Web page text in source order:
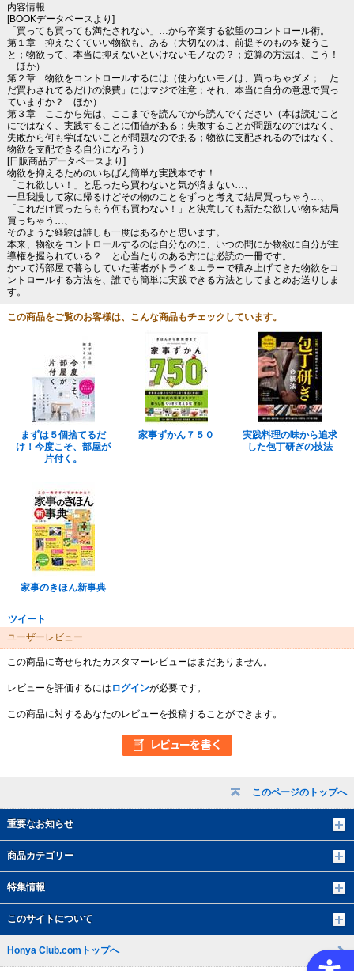
このページのトップへ
重要なお知らせ
商品カテゴリー
特集情報
このサイトについて
内容情報
[BOOKデータベースより]
「買っても買っても満たされない」…から卒業する欲望のコントロール術。
第１章 抑えなくていい物欲も、ある（大切なのは、前提そのものを疑うこ
と；物欲って、本当に抑えないといけないモノなの？；逆算の方法は、こう！
ほか）
第２章 物欲をコントロールするには（使わないモノは、買っちゃダメ；「た
だ買わされてるだけの浪費」にはマジで注意；それ、本当に自分の意思で買っ
ていますか？ ほか）
第３章 ここから先は、ここまでを読んでから読んでください（本は読むこと
にではなく、実践することに価値がある；失敗することが問題なのではなく、
失敗から何も学ばないことが問題なのである；物欲に支配されるのではなく、
物欲を支配できる自分になろう）
[日販商品データベースより]
物欲を抑えるためのいちばん簡単な実践本です！
「これ欲しい！」と思ったら買わないと気が済まない…、
一旦我慢して家に帰るけどその物のことをずっと考えて結局買っちゃう…、
「これだけ買ったらもう何も買わない！」と決意しても新たな欲しい物を結局
買っちゃう…、
そのような経験は誰しも一度はあるかと思います。
本来、物欲をコントロールするのは自分なのに、いつの間にか物欲に自分が主
導権を握られている？ と心当たりのある方には必読の一冊です。
かつて汚部屋で暮らしていた著者がトライ＆エラーで積み上げてきた物欲をコ
ントロールする方法を、誰でも簡単に実践できる方法としてまとめお送りしま
す。
この商品をご覧のお客様は、こんな商品もチェックしています。
まずは５個捨てるだ
け！今度こそ、部屋が
片付く。
家事ずかん７５０
実践料理の味から追求
した包丁研ぎの技法
家事のきほん新事典
ツイート
ユーザーレビュー
この商品に寄せられたカスタマーレビューはまだありません。
レビューを評価するには ログインが必要です。
この商品に対するあなたのレビューを投稿することができます。
Honya Club.comトップへ